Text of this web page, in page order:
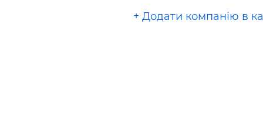
+ Додати компанію в